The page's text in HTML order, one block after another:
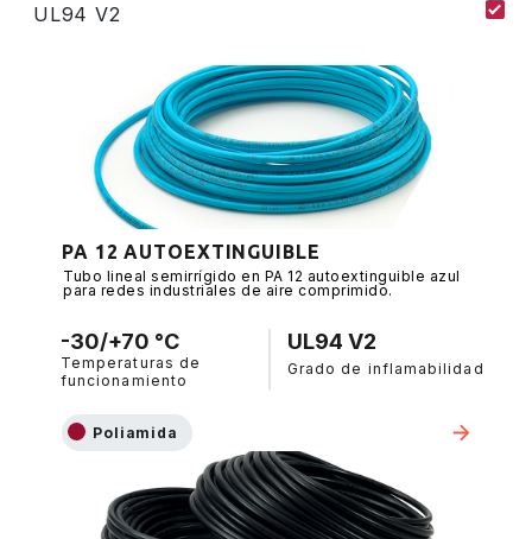
UL94 V2
PA 12 AUTOEXTINGUIBLE
Tubo lineal semirrígido en PA 12 autoextinguible azul
para redes industriales de aire comprimido.
-30/+70 °C
Temperaturas de
funcionamiento
UL94 V2
Grado de inflamabilidad
Poliamida